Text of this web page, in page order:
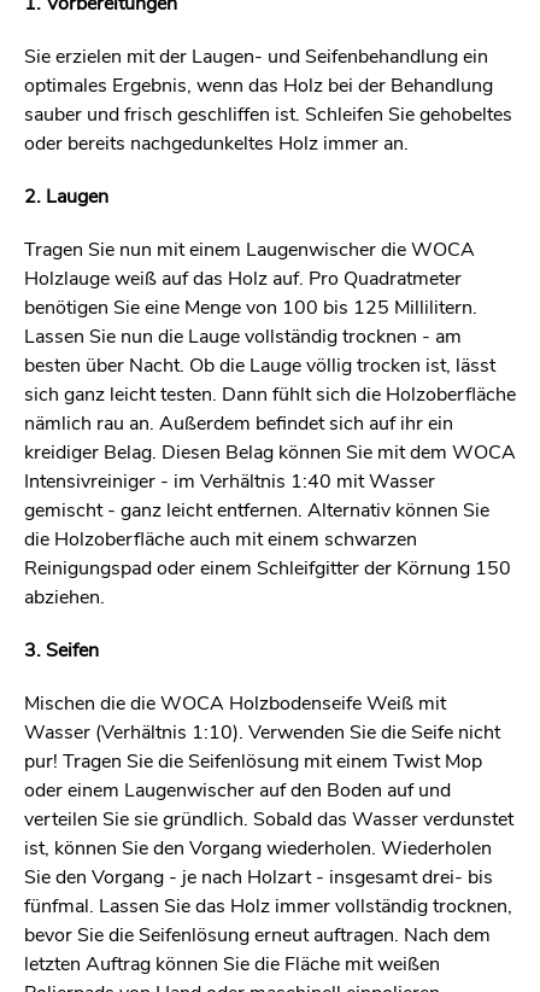
Sie erzielen mit der Laugen- und Seifenbehandlung ein
optimales Ergebnis, wenn das Holz bei der Behandlung
sauber und frisch geschliffen ist. Schleifen Sie gehobeltes
oder bereits nachgedunkeltes Holz immer an.
2. Laugen
Tragen Sie nun mit einem Laugenwischer die WOCA
Holzlauge weiß auf das Holz auf. Pro Quadratmeter
benötigen Sie eine Menge von 100 bis 125 Millilitern.
Lassen Sie nun die Lauge vollständig trocknen - am
besten über Nacht. Ob die Lauge völlig trocken ist, lässt
sich ganz leicht testen. Dann fühlt sich die Holzoberfläche
nämlich rau an. Außerdem befindet sich auf ihr ein
kreidiger Belag. Diesen Belag können Sie mit dem WOCA
Intensivreiniger - im Verhältnis 1:40 mit Wasser
gemischt - ganz leicht entfernen. Alternativ können Sie
die Holzoberfläche auch mit einem schwarzen
Reinigungspad oder einem Schleifgitter der Körnung 150
abziehen.
3. Seifen
Mischen die die WOCA Holzbodenseife Weiß mit
Wasser (Verhältnis 1:10). Verwenden Sie die Seife nicht
pur! Tragen Sie die Seifenlösung mit einem Twist Mop
oder einem Laugenwischer auf den Boden auf und
verteilen Sie sie gründlich. Sobald das Wasser verdunstet
ist, können Sie den Vorgang wiederholen. Wiederholen
Sie den Vorgang - je nach Holzart - insgesamt drei- bis
fünfmal. Lassen Sie das Holz immer vollständig trocknen,
bevor Sie die Seifenlösung erneut auftragen. Nach dem
letzten Auftrag können Sie die Fläche mit weißen